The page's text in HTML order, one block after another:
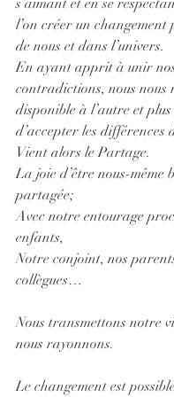
l’on créer un
de nous et dans l’univers.
En ayant apprit à unir
contradictions, nous nous
disponible à l’autre et plus
d’accepter les différences
Vient alors le Partage.
La joie d’être nous-même
partagée;
Avec notre entourage
enfants,
Notre conjoint, nos
collègues…
Nous transmettons notre
nous rayonnons.
Le changement est